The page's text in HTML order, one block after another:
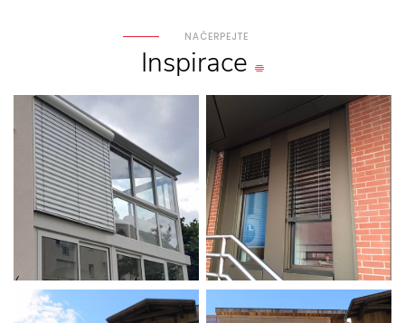
NAČERPEJTE
Inspirace